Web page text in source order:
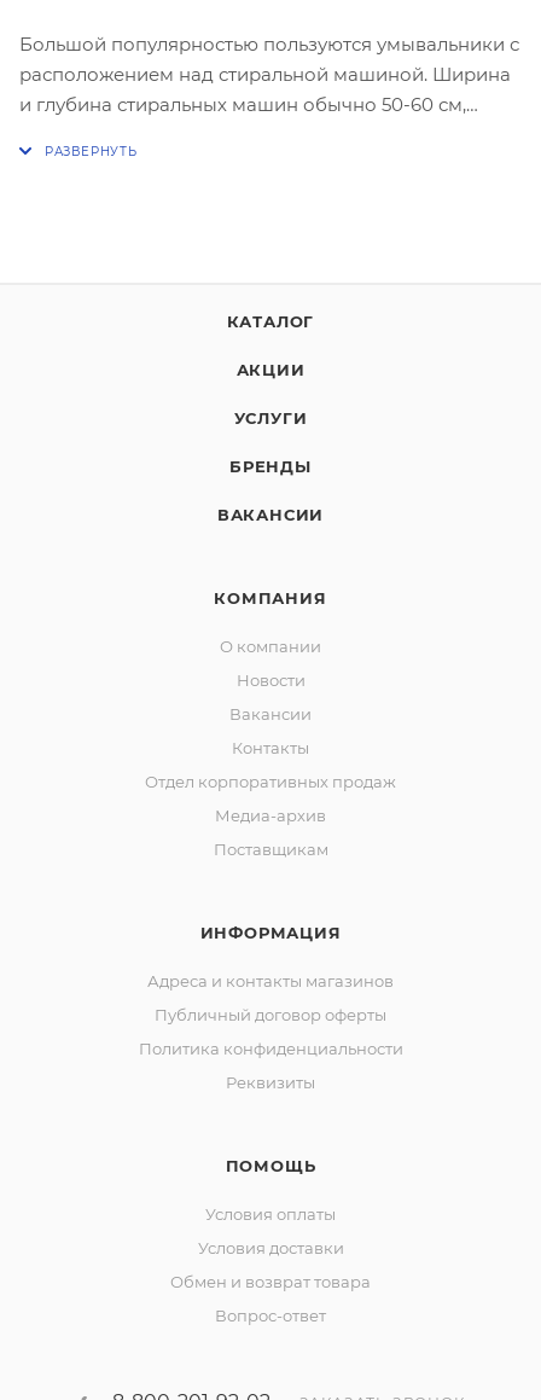
Большой популярностью пользуются умывальники с
расположением над стиральной машиной. Ширина
и глубина стиральных машин обычно 50-60 см,
КАТАЛОГ
АКЦИИ
УСЛУГИ
БРЕНДЫ
ВАКАНСИИ
КОМПАНИЯ
О компании
Новости
Вакансии
Контакты
Отдел корпоративных продаж
Медиа-архив
Поставщикам
ИНФОРМАЦИЯ
Адреса и контакты магазинов
Публичный договор оферты
Политика конфиденциальности
Реквизиты
ПОМОЩЬ
Условия оплаты
Условия доставки
Обмен и возврат товара
Вопрос-ответ